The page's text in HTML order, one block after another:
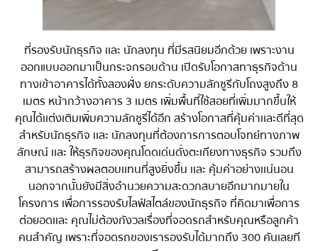
ที่รองรับนักธุรกิจ เเละ นักลงทุน ที่มีรสนิยมอีกด้วย เพราะงาน
ออกแบบออกมาเป็นกระจกรอบด้าน เปิดรับโอกาสทาธุรกิจด้าน
ทางเข้าอาคารได้ทั้งสองฝั่ง ยกระดับความลักซูรีกับโถงสูงถึง 8
เมตร หน้ากว้างอาคาร 3 เมตร เพิ่มพื้นที่ใช้สอยที่เพิ่มมากขึ้นให้
คุณได้เเต่งเติมเพิ่มความลักซูรีได้อีก สร้างโอกาสที่คุ้มค่าเเละดีที่สุด
สำหรับนักธุรกิจ เเละ นักลงทุนที่ต้องการการตอบโจทย์ทางภาพ
ลักษณ์ เเละ ให้ธุรกิจของคุณโดดเด่นดั่งตะเกียงทางธุรกิจ รวมถึง
สามารถสร้างผลตอบเเทนที่สูงยิ่งขึ้น เเละ คุ้มค่าอย่างเเน่นอน
นอกจากนั้นยังมีสิ่งอำนวยความสะดวกสบายอีกมากมายใน
โครงการ เพื่อการรองรับไลฟ์สไตล์ของนักธุรกิจ ที่คิดมาเพื่อการ
ต่อยอด เเละ คุณไม่ต้องกังวลเรื่องที่จอดรถสำหรับคุณหรือลูกค้า
คนสำคัญ เพราะที่จอดรถของเรารองรับได้มากถึง 300 คันเลยที